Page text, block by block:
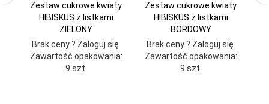
Zestaw cukrowe kwiaty
HIBISKUS z listkami
ZIELONY
Brak ceny ? Zaloguj się.
Zawartość opakowania:
9 szt.
Zestaw cukrowe kwiaty
HIBISKUS z listkami
BORDOWY
Brak ceny ? Zaloguj się.
Zawartość opakowania:
9 szt.